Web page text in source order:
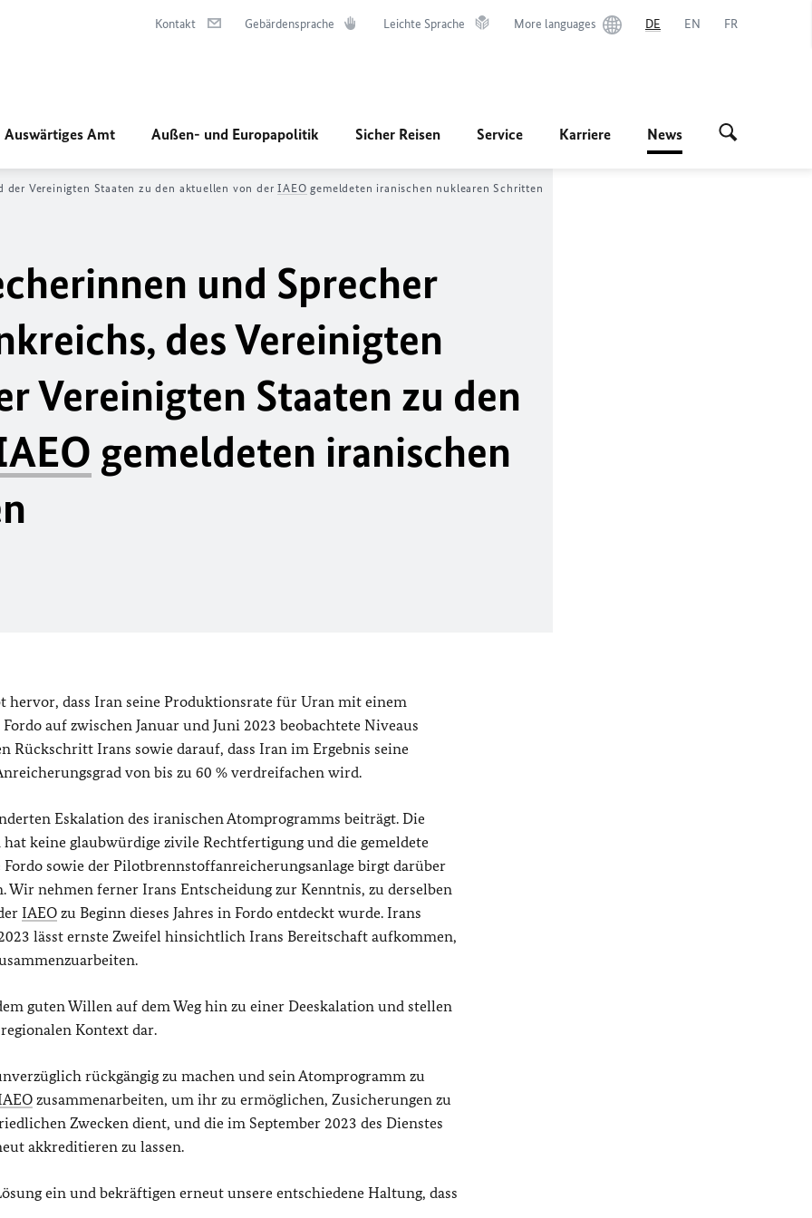
Kontakt Gebärdensprache Leichte Sprache More languages DE EN FR
Auswärtiges Amt Außen- und Europapolitik Sicher Reisen Service Karriere News
der Vereinigten Staaten zu den aktuellen von derIAEO gemeldeten iranischen nuklearen Schritten
und Sprecher
des Vereinigten
Vereinigten Staaten zu den
gemeldeten iranischen
hervor, dass Iran seine Produktionsrate für Uran mit einem
auf zwischen Januar und Juni 2023 beobachtete Niveaus
Rückschritt Irans sowie darauf, dass Iran im Ergebnis seine
von bis zu 60 % verdreifachen wird.
Eskalation des iranischen Atomprogramms beiträgt. Die
keine glaubwürdige zivile Rechtfertigung und die gemeldete
sowie der Pilotbrennstoffanreicherungsanlage birgt darüber
Wir nehmen ferner Irans Entscheidung zur Kenntnis, zu derselben
IAEO zu Beginn dieses Jahres in Fordo entdeckt wurde. Irans
lässt ernste Zweifel hinsichtlich Irans Bereitschaft aufkommen,
guten Willen auf dem Weg hin zu einer Deeskalation und stellen
Kontext dar.
rückgängig zu machen und sein Atomprogramm zu
zusammenarbeiten, um ihr zu ermöglichen, Zusicherungen zu
Zwecken dient, und die im September 2023 des Dienstes
akkreditieren zu lassen.
ein und bekräftigen erneut unsere entschiedene Haltung, dass